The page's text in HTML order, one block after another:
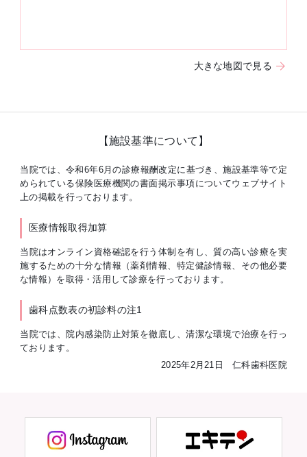
大きな地図で見る
【施設基準について】
当院では、令和6年6月の診療報酬改定に基づき、施設基準等で定
められている保険医療機関の書面掲示事項についてウェブサイト
上の掲載を行っております。
医療情報取得加算
当院はオンライン資格確認を行う体制を有し、質の高い診療を実
施するための十分な情報（薬剤情報、特定健診情報、その他必要
な情報）を取得・活用して診療を行っております。
歯科点数表の初診料の注1
当院では、院内感染防止対策を徹底し、清潔な環境で治療を行っ
ております。
2025年2月21日 仁科歯科医院